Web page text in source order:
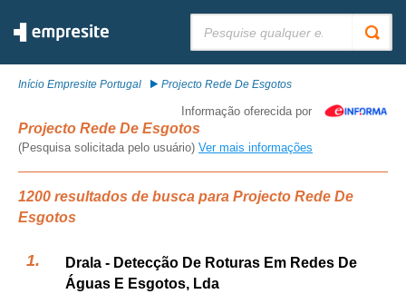
Início Empresite Portugal Projecto Rede De Esgotos
Informação oferecida por
Projecto Rede De Esgotos
(Pesquisa solicitada pelo usuário) Ver mais informações
1200 resultados de busca para Projecto Rede De
Esgotos
Drala - Detecção De Roturas Em Redes De
Águas E Esgotos, Lda